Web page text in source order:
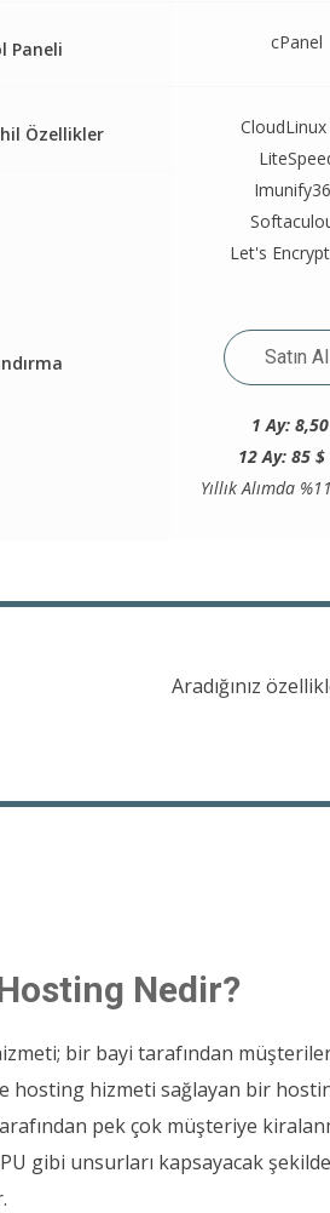
Paneli
Özellikler
cPanel
CloudLinux
Let's
Satın Al
1 Ay:
12 Ay: 85 $
Yıllık Alımda
Aradığınız
Nedir?
bir bayi tarafından
hosting hizmeti sağlayan bir
pek çok müşteriye
gibi unsurları kapsayacak